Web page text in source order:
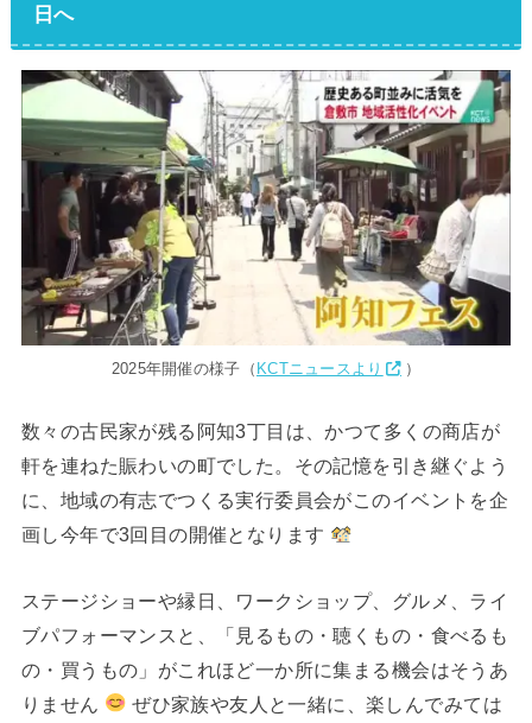
日へ
2025年開催の様子（ KCTニュースより ）
数々の古民家が残る阿知3丁目は、かつて多くの商店が
軒を連ねた賑わいの町でした。その記憶を引き継ぐよう
に、地域の有志でつくる実行委員会がこのイベントを企
画し今年で3回目の開催となります
ステージショーや縁日、ワークショップ、グルメ、ライ
ブパフォーマンスと、「見るもの・聴くもの・食べるも
の・買うもの」がこれほど一か所に集まる機会はそうあ
りません
ぜひ家族や友人と一緒に、楽しんでみては